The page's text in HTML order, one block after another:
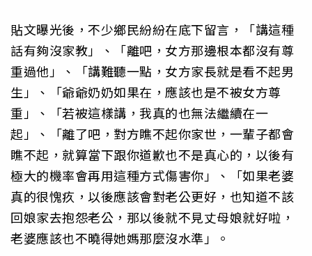
貼文曝光後，不少鄉民紛紛在底下留言，「講這種
話有夠沒家教」、「離吧，女方那邊根本都沒有尊
重過他」、「講難聽一點，女方家長就是看不起男
生」、「爺爺奶奶如果在，應該也是不被女方尊
重」、「若被這樣講，我真的也無法繼續在一
起」、「離了吧，對方瞧不起你家世，一輩子都會
瞧不起，就算當下跟你道歉也不是真心的，以後有
極大的機率會再用這種方式傷害你」、「如果老婆
真的很愧疚，以後應該會對老公更好，也知道不該
回娘家去抱怨老公，那以後就不見丈母娘就好啦，
老婆應該也不曉得她媽那麼沒水準」。